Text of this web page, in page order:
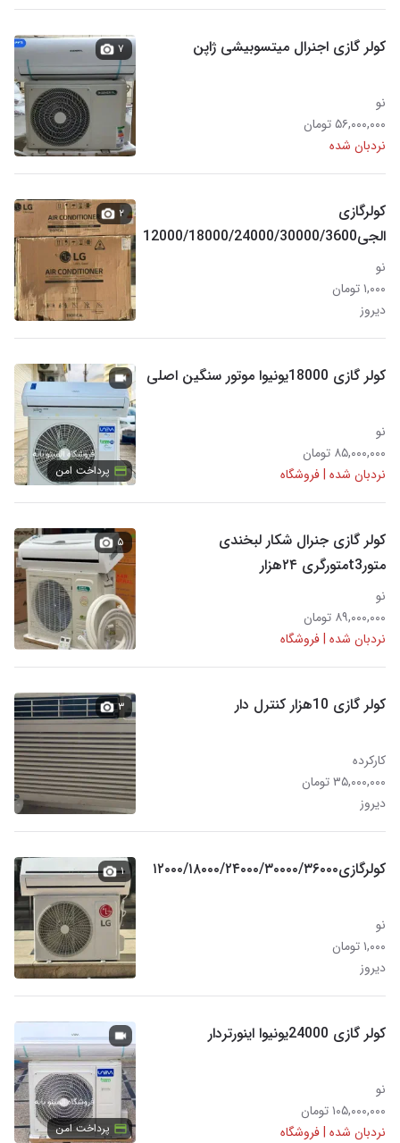
کولر گازی اجنرال میتسوبیشی ژاپن
نو
۵۶,۰۰۰,۰۰۰ تومان
نردبان شده
۷
کولرگازی
الجی12000/18000/24000/30000/3600
0
نو
۱,۰۰۰ تومان
دیروز
۲
کولر گازی 18000یونیوا موتور سنگین اصلی
نو
۸۵,۰۰۰,۰۰۰ تومان
نردبان شده | فروشگاه
پرداخت امن
کولر گازی جنرال شکار لبخندی
متورt3متورگری ۲۴هزار
نو
۸۹,۰۰۰,۰۰۰ تومان
نردبان شده | فروشگاه
۵
کولر گازی 10هزار کنترل دار
کارکرده
۳۵,۰۰۰,۰۰۰ تومان
دیروز
۳
کولرگازی۱۲۰۰۰/۱۸۰۰۰/۲۴۰۰۰/۳۰۰۰۰/۳۶۰۰۰
نو
۱,۰۰۰ تومان
دیروز
۱
کولر گازی 24000یونیوا اینورتردار
نو
۱۰۵,۰۰۰,۰۰۰ تومان
نردبان شده | فروشگاه
پرداخت امن